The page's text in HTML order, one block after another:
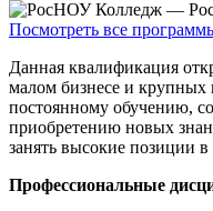
Посмотреть все
Данная квалификация
малом бизнесе и крупных
постоянному обучению,
приобретению новых
занять высокие позиции
Профессиональные